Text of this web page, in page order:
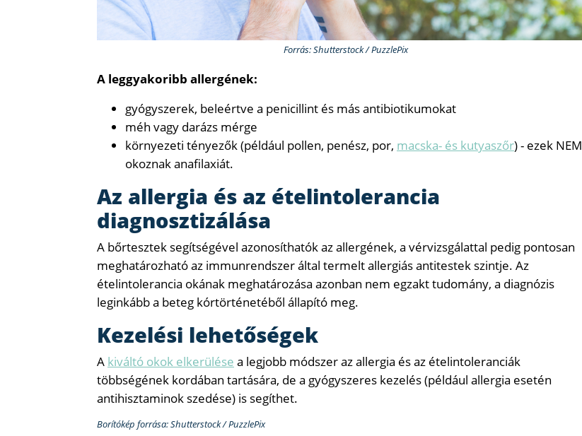
Forrás: Shutterstock / PuzzlePix
A leggyakoribb allergének:
gyógyszerek, beleértve a penicillint és más antibiotikumokat
méh vagy darázs mérge
környezeti tényezők (például pollen, penész, por, macska- és kutyaszőr) - ezek NEM
okoznak anafilaxiát.
Az allergia és az ételintolerancia
diagnosztizálása
A bőrtesztek segítségével azonosíthatók az allergének, a vérvizsgálattal pedig pontosan
meghatározható az immunrendszer által termelt allergiás antitestek szintje. Az
ételintolerancia okának meghatározása azonban nem egzakt tudomány, a diagnózis
leginkább a beteg kórtörténetéből állapító meg.
Kezelési lehetőségek
A kiváltó okok elkerülése a legjobb módszer az allergia és az ételintoleranciák
többségének kordában tartására, de a gyógyszeres kezelés (például allergia esetén
antihisztaminok szedése) is segíthet.
Borítókép forrása: Shutterstock / PuzzlePix